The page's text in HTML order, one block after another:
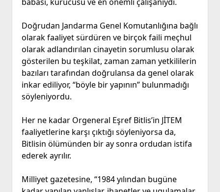
babası, kurucusu ve en önemli çalışanıydı.
Doğrudan Jandarma Genel Komutanlığına bağlı
olarak faaliyet sürdüren ve birçok faili meçhul
olarak adlandırılan cinayetin sorumlusu olarak
gösterilen bu teşkilat, zaman zaman yetkililerin
bazıları tarafından doğrulansa da genel olarak
inkar ediliyor, “böyle bir yapının” bulunmadığı
söyleniyordu.
Her ne kadar Orgeneral Eşref Bitlis’in JİTEM
faaliyetlerine karşı çıktığı söyleniyorsa da,
Bitlisin ölümünden bir ay sonra ordudan istifa
ederek ayrılır.
Milliyet gazetesine, “1984 yılından bugüne